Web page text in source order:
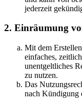
jederzeit
2. Einräumung
Mit dem
einfaches,
unentgeltliches
zu nutzen.
Das
nach Kündigung